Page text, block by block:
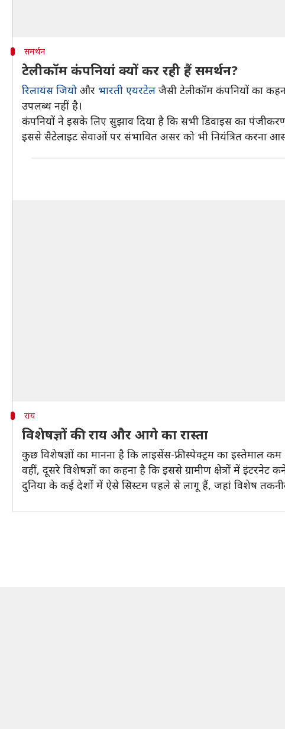
समर्थन
टेलीकॉम कंपनियां क्यों कर रही हैं समर्थन?
रिलायंस जियो और भारती एयरटेल जैसी टेलीकॉम कंपनियों का
उपलब्ध नहीं है।
कंपनियों ने इसके लिए सुझाव दिया है कि सभी डिवाइस का
इससे सैटेलाइट सेवाओं पर संभावित असर को भी नियंत्रित करना
राय
विशेषज्ञों की राय और आगे का रास्ता
कुछ विशेषज्ञों का मानना है कि लाइसेंस-फ्री स्पेक्ट्रम का इस्तेमाल
वहीं, दूसरे विशेषज्ञों का कहना है कि इससे ग्रामीण क्षेत्रों में इंटरनेट
दुनिया के कई देशों में ऐसे सिस्टम पहले से लागू हैं, जहां विशेष